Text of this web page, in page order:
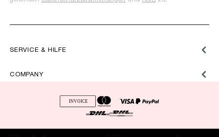
SERVICE & HILFE
COMPANY